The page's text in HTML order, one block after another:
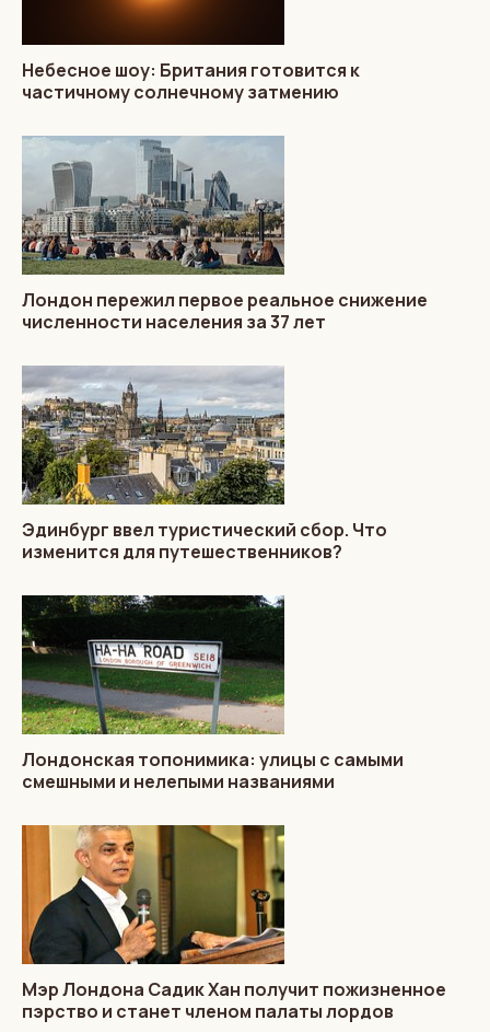
Небесное шоу: Британия готовится к
частичному солнечному затмению
Лондон пережил первое реальное снижение
численности населения за 37 лет
Эдинбург ввел туристический сбор. Что
изменится для путешественников?
Лондонская топонимика: улицы с самыми
смешными и нелепыми названиями
Мэр Лондона Садик Хан получит пожизненное
пэрство и станет членом палаты лордов